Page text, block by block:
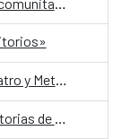
«Nada/Dura/Siempre», con La Bocha Teatro y Metafórica